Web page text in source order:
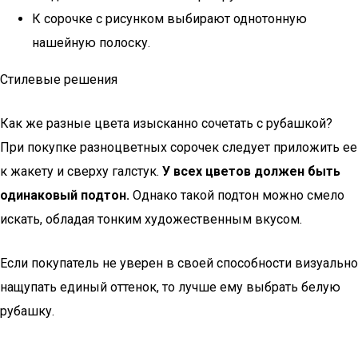
К сорочке с рисунком выбирают однотонную
нашейную полоску.
Стилевые решения
Как же разные цвета изысканно сочетать с рубашкой?
При покупке разноцветных сорочек следует приложить ее
к жакету и сверху галстук. У всех цветов должен быть
одинаковый подтон. Однако такой подтон можно смело
искать, обладая тонким художественным вкусом.
Если покупатель не уверен в своей способности визуально
нащупать единый оттенок, то лучше ему выбрать белую
рубашку.